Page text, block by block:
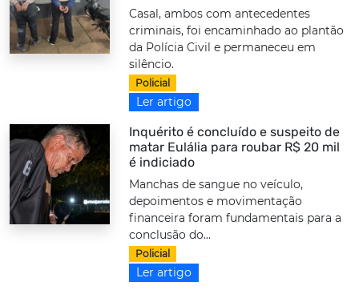
Casal, ambos com antecedentes
criminais, foi encaminhado ao plantão
da Polícia Civil e permaneceu em
silêncio.
Policial
Ler artigo
Inquérito é concluído e suspeito de
matar Eulália para roubar R$ 20 mil
é indiciado
Manchas de sangue no veículo,
depoimentos e movimentação
financeira foram fundamentais para a
conclusão do...
Policial
Ler artigo